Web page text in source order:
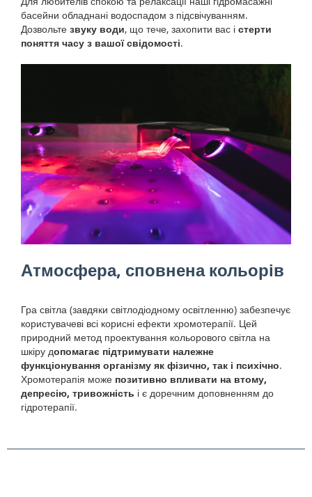
басейни обладнані водоспадом з підсвічуванням.
Дозвольте звуку води, що тече, захопити вас і стерти
поняття часу з вашої свідомості.
Атмосфера, сповнена кольорів
Гра світла (завдяки світлодіодному освітленню) забезпечує
користувачеві всі корисні ефекти хромотерапії. Цей
природний метод проектування кольорового світла на
шкіру допомагає підтримувати належне
функціонування організму як фізично, так і психічно.
Хромотерапія може позитивно впливати на втому,
депресію, тривожність і є доречним доповненням до
гідротерапії.